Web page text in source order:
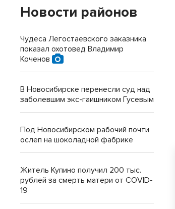
Новости районов
Чудеса Легостаевского заказника
показал охотовед Владимир
Коченов
В Новосибирске перенесли суд над
заболевшим экс-гаишником Гусевым
Под Новосибирском рабочий почти
ослеп на шоколадной фабрике
Житель Купино получил 200 тыс.
рублей за смерть матери от COVID-
19